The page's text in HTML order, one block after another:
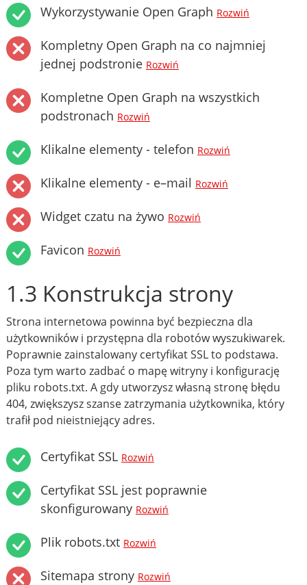
Wykorzystywanie Open Graph Rozwiń
Kompletny Open Graph na co najmniej
jednej podstronie Rozwiń
Kompletne Open Graph na wszystkich
podstronach Rozwiń
Klikalne elementy - telefon Rozwiń
Klikalne elementy - e–mail Rozwiń
Widget czatu na żywo Rozwiń
Favicon Rozwiń
1.3 Konstrukcja strony
Strona internetowa powinna być bezpieczna dla
użytkowników i przystępna dla robotów wyszukiwarek.
Poprawnie zainstalowany certyfikat SSL to podstawa.
Poza tym warto zadbać o mapę witryny i konfigurację
pliku robots.txt. A gdy utworzysz własną stronę błędu
404, zwiększysz szanse zatrzymania użytkownika, który
trafił pod nieistniejący adres.
Certyfikat SSL Rozwiń
Certyfikat SSL jest poprawnie
skonfigurowany Rozwiń
Plik robots.txt Rozwiń
Sitemapa strony Rozwiń